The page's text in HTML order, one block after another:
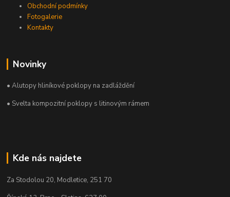
Obchodní podmínky
Fotogalerie
Kontakty
Novinky
• Alutopy hliníkové poklopy na zadláždění
• Svelta kompozitní poklopy s litinovým rámem
Kde nás najdete
Za Stodolou 20, Modletice, 251 70